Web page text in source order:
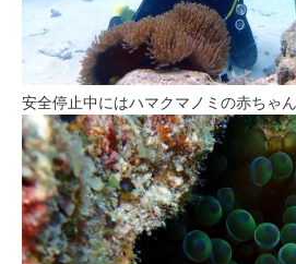
安全停止中にはハマクマノミの赤ちゃ